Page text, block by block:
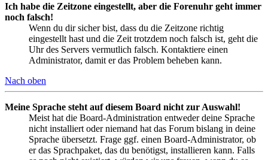
Ich habe die Zeitzone eingestellt, aber die Forenuhr geht immer
noch falsch!
Wenn du dir sicher bist, dass du die Zeitzone richtig
eingestellt hast und die Zeit trotzdem noch falsch ist, geht die
Uhr des Servers vermutlich falsch. Kontaktiere einen
Administrator, damit er das Problem beheben kann.
Nach oben
Meine Sprache steht auf diesem Board nicht zur Auswahl!
Meist hat die Board-Administration entweder deine Sprache
nicht installiert oder niemand hat das Forum bislang in deine
Sprache übersetzt. Frage ggf. einen Board-Administrator, ob
er das Sprachpaket, das du benötigst, installieren kann. Falls